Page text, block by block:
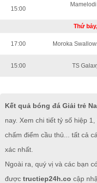
15:00
Thứ
17:00 Moroka
15:00 TS
Kết quả bóng đá Giải trẻ
nay. Xem chi tiết tỷ số hiệp
chấm điểm cầu thủ... tất cả
xác nhất.
Ngoài ra, quý vị và các bạn
được tructiep24h.co cập